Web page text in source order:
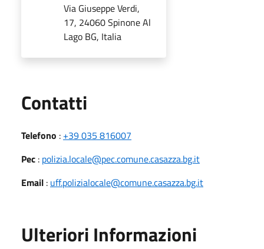
Via Giuseppe Verdi,
17, 24060 Spinone Al
Lago BG, Italia
Contatti
Telefono : +39 035 816007
Pec : polizia.locale@pec.comune.casazza.bg.it
Email : uff.polizialocale@comune.casazza.bg.it
Ulteriori Informazioni